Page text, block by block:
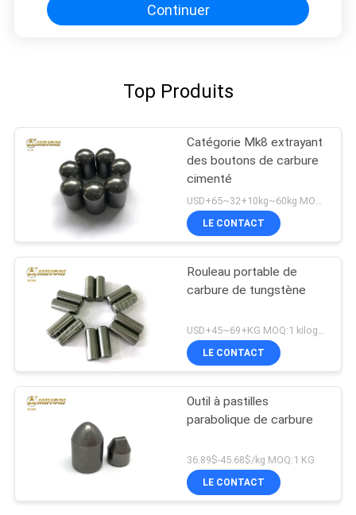
Continuer
Top Produits
Catégorie Mk8 extrayant
des boutons de carbure
cimenté
USD+65~32+10kg~60kg MOQ:5KG
LE CONTACT
Rouleau portable de
carbure de tungstène
LE CONTACT
Outil à pastilles
parabolique de carbure
36.89$-45.68$/kg MOQ:1 KG
LE CONTACT